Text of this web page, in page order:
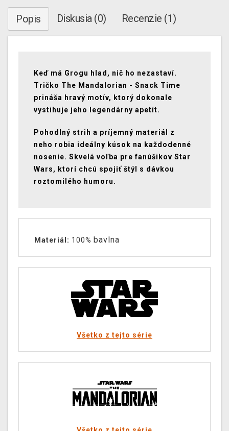
Popis Diskusia (0) Recenzie (1)
Keď má Grogu hlad, nič ho nezastaví.
Tričko The Mandalorian - Snack Time
prináša hravý motív, ktorý dokonale
vystihuje jeho legendárny apetít.
Pohodlný strih a príjemný materiál z
neho robia ideálny kúsok na každodenné
nosenie. Skvelá voľba pre fanúšikov Star
Wars, ktorí chcú spojiť štýl s dávkou
roztomilého humoru.
Materiál: 100% bavlna
Všetko z tejto série